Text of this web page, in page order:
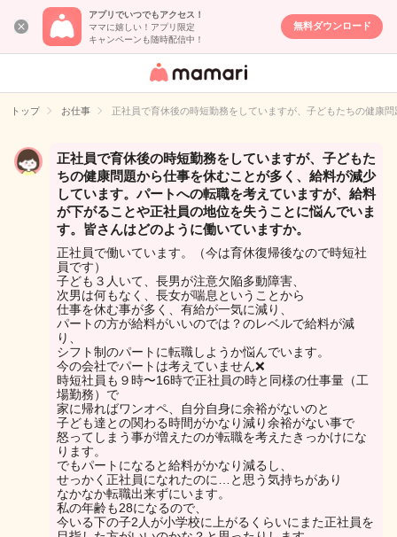
アプリでいつでもアクセス！
ママに嬉しい！アプリ限定
キャンペーンも随時配信中！
無料ダウンロード
女性専用匿名QA
イト
トップ お仕事 正社員で育休後の時短勤務をしていますが、子どもたちの健康
正社員で育休後の時短勤務をしていますが、子どもた
ちの健康問題から仕事を休むことが多く、給料が減少
しています。パートへの転職を考えていますが、給料
が下がることや正社員の地位を失うことに悩んでいま
す。皆さんはどのように働いていますか。
正社員で働いています。（今は育休復帰後なので時短社
員です）
子ども３人いて、長男が注意欠陥多動障害、
次男は何もなく、長女が喘息ということから
仕事を休む事が多く、有給が一気に減り、
パートの方が給料がいいのでは？のレベルで給料が減
り、
シフト制のパートに転職しようか悩んでいます。
今の会社でパートは考えていません❌
時短社員も９時〜16時で正社員の時と同様の仕事量（工
場勤務）で
家に帰ればワンオペ、自分自身に余裕がないのと
子ども達との関わる時間がかなり減り余裕がない事で
怒ってしまう事が増えたのが転職を考えたきっかけにな
ります。
でもパートになると給料がかなり減るし、
せっかく正社員になれたのに…と思う気持ちがあり
なかなか転職出来ずにいます。
私の年齢も28になるので、
今いる下の子2人が小学校に上がるくらいにまた正社員を